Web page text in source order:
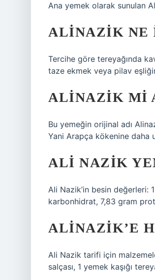
Ana yemek olarak sunulan
ALINAZIK NE
Tercihe göre tereyağında
taze ekmek veya pilav
ALINAZIK MI
Bu yemeğin orijinal adı
Yani Arapça kökenine daha
ALI NAZIK
Ali Nazik’in besin değerleri:
karbonhidrat, 7,83 gram
ALINAZIK’E
Ali Nazik tarifi için
salçası, 1 yemek kaşığı